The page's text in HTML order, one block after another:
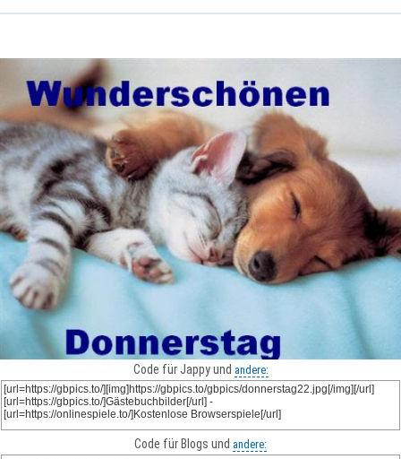
Code für Jappy und andere:
Code für Blogs und andere: